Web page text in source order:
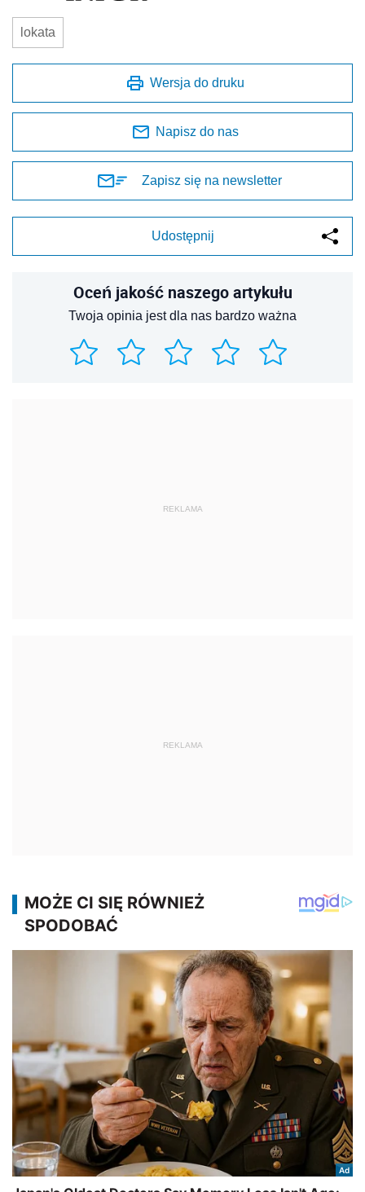
lokata
Wersja do druku
Napisz do nas
Zapisz się na newsletter
Udostępnij
Oceń jakość naszego artykułu
Twoja opinia jest dla nas bardzo ważna
REKLAMA
REKLAMA